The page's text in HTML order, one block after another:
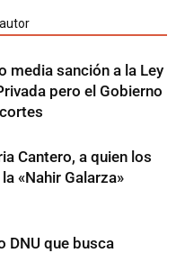
media sanción a la Ley
pero el Gobierno
Cantero, a quien los
«Nahir Galarza»
DNU que busca